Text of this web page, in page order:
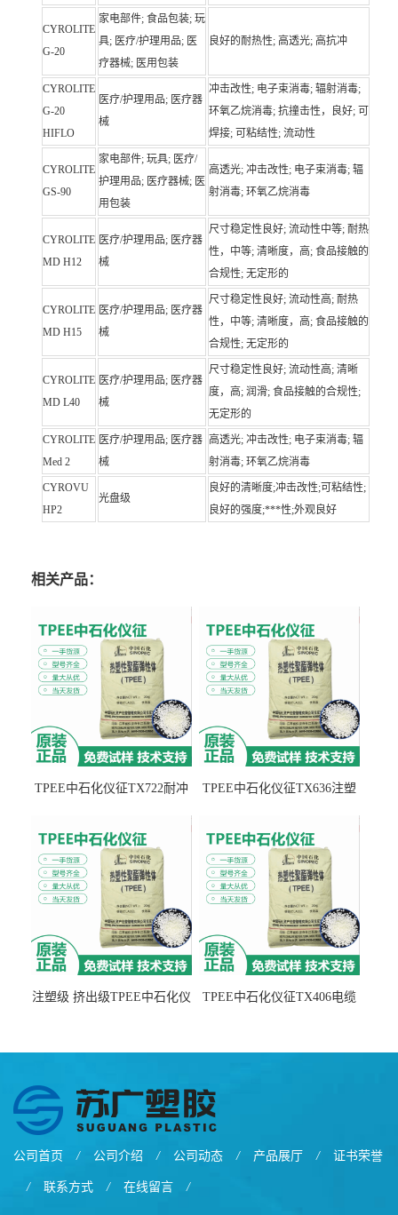
CYROLITE
G-20
家电部件; 食品包装; 玩
具; 医疗/护理用品; 医
疗器械; 医用包装
良好的耐热性; 高透光; 高抗冲
CYROLITE
G-20
HIFLO
医疗/护理用品; 医疗器
械
冲击改性; 电子束消毒; 辐射消毒;
环氧乙烷消毒; 抗撞击性，良好; 可
焊接; 可粘结性; 流动性
CYROLITE
GS-90
家电部件; 玩具; 医疗/
护理用品; 医疗器械; 医
用包装
高透光; 冲击改性; 电子束消毒; 辐
射消毒; 环氧乙烷消毒
CYROLITE
MD H12
医疗/护理用品; 医疗器
械
尺寸稳定性良好; 流动性中等; 耐热
性，中等; 清晰度，高; 食品接触的
合规性; 无定形的
CYROLITE
MD H15
医疗/护理用品; 医疗器
械
尺寸稳定性良好; 流动性高; 耐热
性，中等; 清晰度，高; 食品接触的
合规性; 无定形的
CYROLITE
MD L40
医疗/护理用品; 医疗器
械
尺寸稳定性良好; 流动性高; 清晰
度，高; 润滑; 食品接触的合规性;
无定形的
CYROLITE
Med 2
医疗/护理用品; 医疗器
械
高透光; 冲击改性; 电子束消毒; 辐
射消毒; 环氧乙烷消毒
CYROVU
HP2
光盘级
良好的清晰度;冲击改性;可粘结性;
良好的强度;***性;外观良好
相关产品：
TPEE中石化仪征TX722耐冲
TPEE中石化仪征TX636注塑
注塑级 挤出级TPEE中石化仪
TPEE中石化仪征TX406电缆
公司首页 / 公司介绍 / 公司动态 / 产品展厅 / 证书荣誉
/ 联系方式 / 在线留言 /